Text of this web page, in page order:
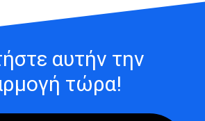
αυτήν την
τώρα!